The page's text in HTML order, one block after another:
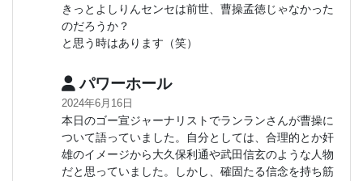
きっとよしりんセンセは前世、曹操孟徳じゃなかった
のだろうか？
と思う時はあります（笑）
パワーホール
2024年6月16日
本日のゴー宣ジャーナリストでランランさんが曹操に
ついて語っていました。自分としては、合理的とか奸
雄のイメージから大久保利通や武田信玄のような人物
だと思っていました。しかし、確固たる信念を持ち筋